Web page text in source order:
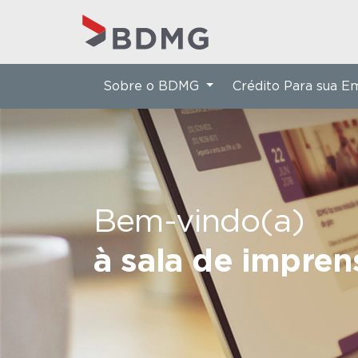
Bem-vindo(a)
à sala de
Sobre o BDMG Crédito Para sua